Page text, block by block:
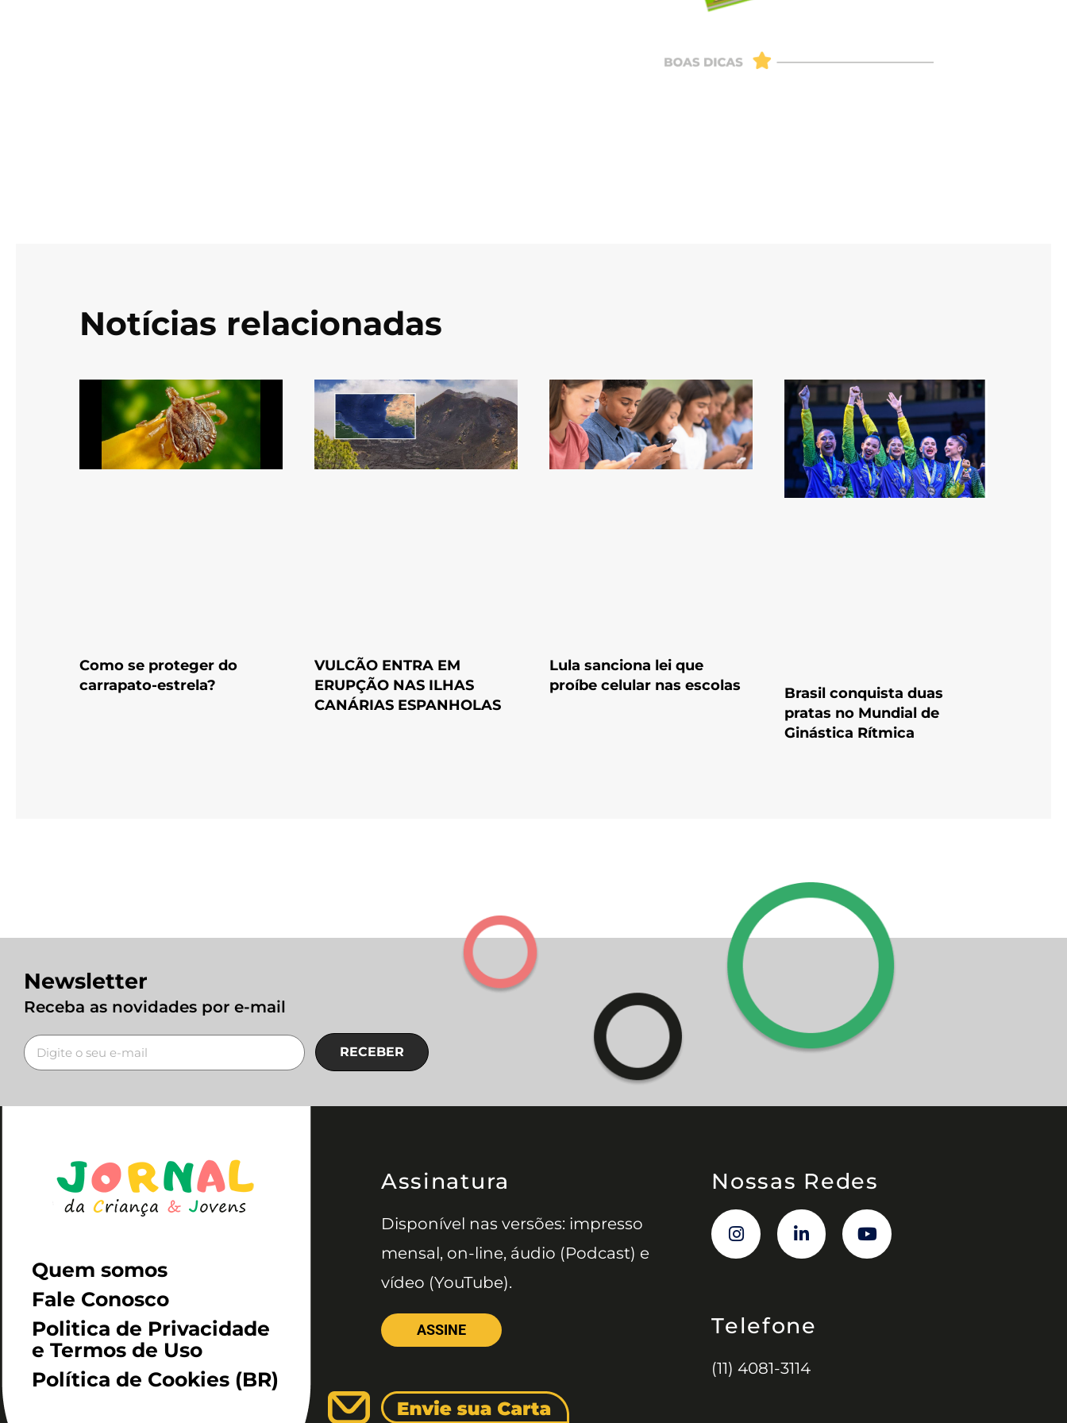
Notícias relacionadas
Como se proteger do
carrapato-estrela?
VULCÃO ENTRA EM
ERUPÇÃO NAS ILHAS
CANÁRIAS ESPANHOLAS
Lula sanciona lei que
proíbe celular nas escolas
Brasil conquista duas
pratas no Mundial de
Ginástica Rítmica
Newsletter
Receba as novidades por e-mail
RECEBER
Quem somos
Fale Conosco
Politica de Privacidade
e Termos de Uso
Política de Cookies (BR)
Assinatura
Disponível nas versões: impresso
mensal, on-line, áudio (Podcast) e
vídeo (YouTube).
ASSINE
Nossas Redes
Telefone
(11) 4081-3114